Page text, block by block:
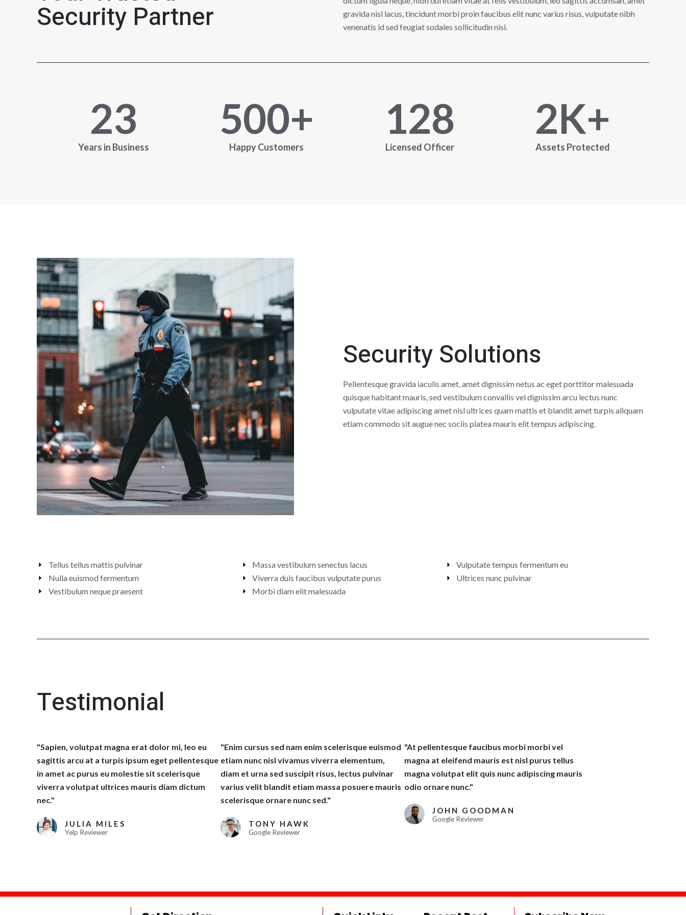
Security Partner
gravida nisl lacus, tincidunt morbi proin faucibus elit nunc varius risus, vulputate nibh
venenatis id sed feugiat sodales sollicitudin nisl.
23
Years in Business
500+
Happy Customers
128
Licensed Officer
2K+
Assets Protected
Security Solutions
Pellentesque gravida iaculis amet, amet dignissim netus ac eget porttitor malesuada
quisque habitant mauris, sed vestibulum convallis vel dignissim arcu lectus nunc
vulputate vitae adipiscing amet nisl ultrices quam mattis et blandit amet turpis aliquam
etiam commodo sit augue nec sociis platea mauris elit tempus adipiscing.
Tellus tellus mattis pulvinar
Nulla euismod fermentum
Vestibulum neque praesent
Massa vestibulum senectus lacus
Viverra duis faucibus vulputate purus
Morbi diam elit malesuada
Vulputate tempus fermentum eu
Ultrices nunc pulvinar
Testimonial
"Sapien, volutpat magna erat dolor mi, leo eu
sagittis arcu at a turpis ipsum eget pellentesque
in amet ac purus eu molestie sit scelerisque
viverra volutpat ultrices mauris diam dictum
nec."
JULIA MILES
Yelp Reviewer
"Enim cursus sed nam enim scelerisque euismod
etiam nunc nisl vivamus viverra elementum,
diam et urna sed suscipit risus, lectus pulvinar
varius velit blandit etiam massa posuere mauris
scelerisque ornare nunc sed."
TONY HAWK
Google Reviewer
"At pellentesque faucibus morbi morbi vel
magna at eleifend mauris est nisl purus tellus
magna volutpat elit quis nunc adipiscing mauris
odio ornare nunc."
JOHN GOODMAN
Google Reviewer